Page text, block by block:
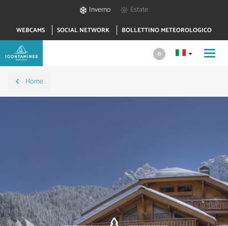
Inverno Estate
WEBCAMS SOCIAL NETWORK BOLLETTINO METEOROLOGICO
0
Home